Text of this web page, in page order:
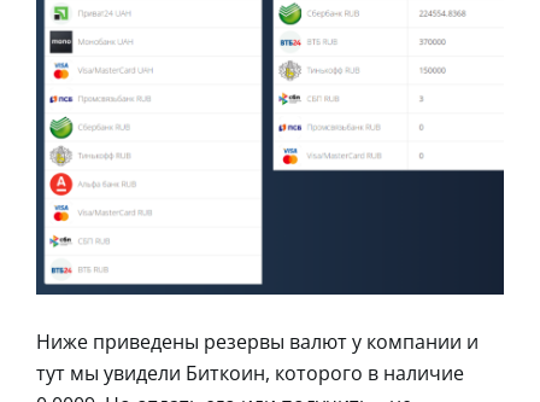
Ниже приведены резервы валют у компании и
тут мы увидели Биткоин, которого в наличие